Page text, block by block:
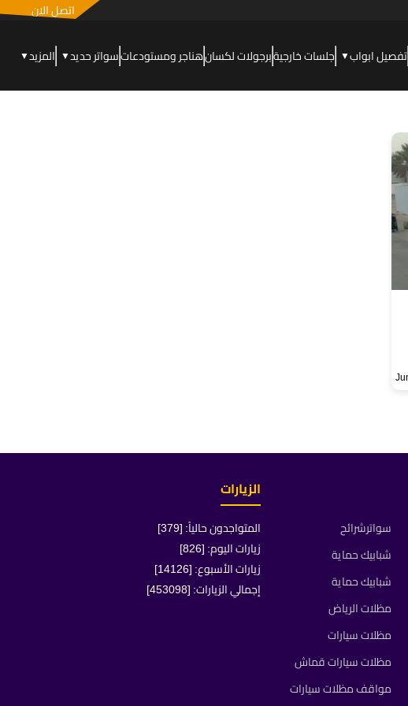
اتصل الان
تفصيل ابواب▼ جلسات خارجيةبرجولات لكسانهناجر ومستودعاتسواتر حديد▼ المزيد▼
سواترشرائح
شبابيك حماية
شبابيك حماية
مظلات الرياض
مظلات سيارات
مظلات سيارات قماش
مواقف مظلات سيارات
الزيارات
المتواجدون حالياً: [379]
زيارات اليوم: [826]
زيارات الأسبوع: [14126]
إجمالي الزيارات: [453098]